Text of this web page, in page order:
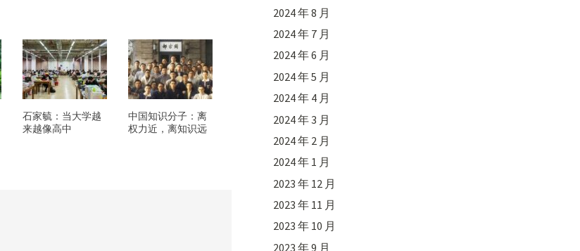
石家毓：当大学越
来越像高中
中国知识分子：离
权力近，离知识远
2024 年 8 月
2024 年 7 月
2024 年 6 月
2024 年 5 月
2024 年 4 月
2024 年 3 月
2024 年 2 月
2024 年 1 月
2023 年 12 月
2023 年 11 月
2023 年 10 月
2023 年 9 月